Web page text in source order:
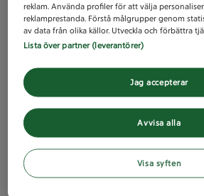
reklam. Använda profiler för att välja
reklamprestanda. Förstå målgrupper genom
av data från olika källor. Utveckla och förbättra
Lista över partner (leverantörer)
Avvisa alla
Jag accepterar
Visa syften